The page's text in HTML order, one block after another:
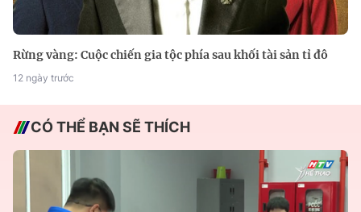
Rừng vàng: Cuộc chiến gia tộc phía sau khối tài sản tỉ đô
12 ngày trước
CÓ THỂ BẠN SẼ THÍCH